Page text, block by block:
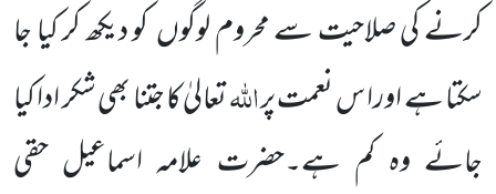
کرنے کی صلاحیت سے محروم لوگوںکو دیکھ کر کیا جا
سکتا ہے اورا س نعمت پراللّٰہتعالیٰ کا جتنا بھی شکر ادا کیا
جائے وہ کم ہے۔حضرت علامہ اسماعیل حقی